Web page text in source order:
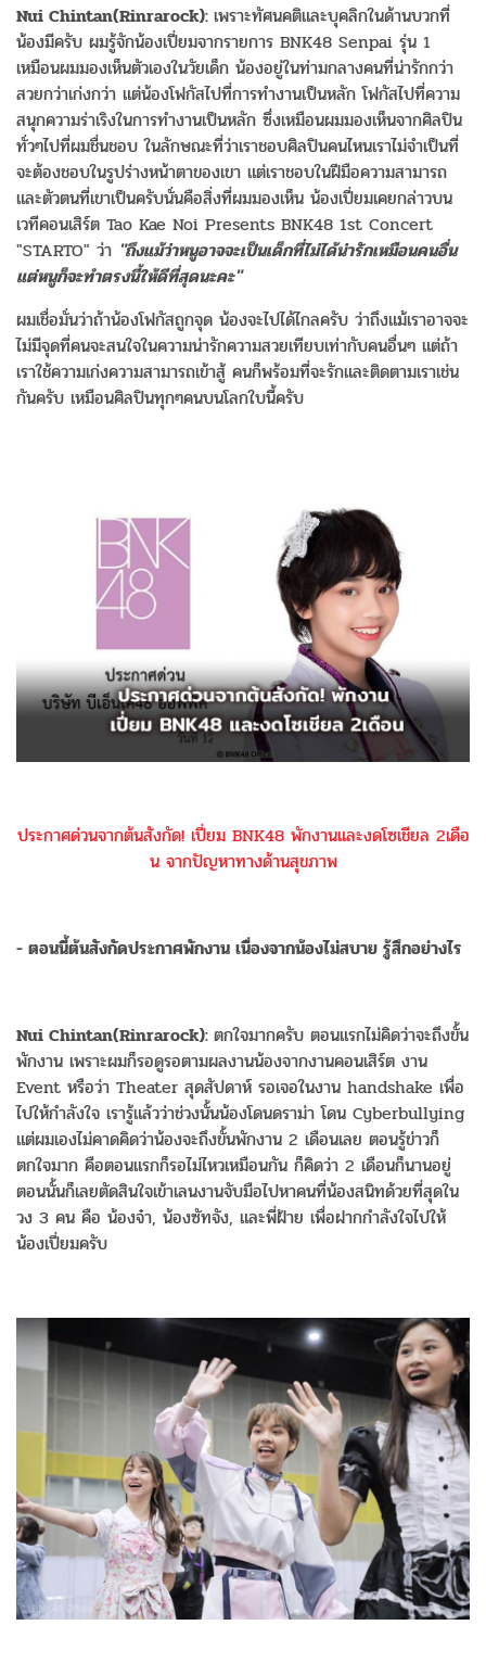
Nui Chintan(Rinrarock): เพราะทัศนคติและบุคลิกในด้านบวกที่
น้องมีครับ ผมรู้จักน้องเปี่ยมจากรายการ BNK48 Senpai รุ่น 1
เหมือนผมมองเห็นตัวเองในวัยเด็ก น้องอยู่ในท่ามกลางคนที่น่ารักกว่า
สวยกว่าเก่งกว่า แต่น้องโฟกัสไปที่การทำงานเป็นหลัก โฟกัสไปที่ความ
สนุกความร่าเริงในการทำงานเป็นหลัก ซึ่งเหมือนผมมองเห็นจากศิลปิน
ทั่วๆไปที่ผมชื่นชอบ ในลักษณะที่ว่าเราชอบศิลปินคนไหนเราไม่จำเป็นที่
จะต้องชอบในรูปร่างหน้าตาของเขา แต่เราชอบในฝีมือความสามารถ
และตัวตนที่เขาเป็นครับนั่นคือสิ่งที่ผมมองเห็น น้องเปี่ยมเคยกล่าวบน
เวทีคอนเสิร์ต Tao Kae Noi Presents BNK48 1st Concert
"STARTO" ว่า "ถึงแม้ว่าหนูอาจจะเป็นเด็กที่ไม่ได้น่ารักเหมือนคนอื่น
แต่หนูก็จะทำตรงนี้ให้ดีที่สุดนะคะ"
ผมเชื่อมั่นว่าถ้าน้องโฟกัสถูกจุด น้องจะไปได้ไกลครับ ว่าถึงแม้เราอาจจะ
ไม่มีจุดที่คนจะสนใจในความน่ารักความสวยเทียบเท่ากับคนอื่นๆ แต่ถ้า
เราใช้ความเก่งความสามารถเข้าสู้ คนก็พร้อมที่จะรักและติดตามเราเช่น
กันครับ เหมือนศิลปินทุกๆคนบนโลกใบนี้ครับ
ประกาศด่วนจากต้นสังกัด! เปี่ยม BNK48 พักงานและงดโซเชียล 2เดือ
น จากปัญหาทางด้านสุขภาพ
- ตอนนี้ต้นสังกัดประกาศพักงาน เนื่องจากน้องไม่สบาย รู้สึกอย่างไร
Nui Chintan(Rinrarock): ตกใจมากครับ ตอนแรกไม่คิดว่าจะถึงขั้น
พักงาน เพราะผมก็รอดูรอตามผลงานน้องจากงานคอนเสิร์ต งาน
Event หรือว่า Theater สุดสัปดาห์ รอเจอในงาน handshake เพื่อ
ไปให้กำลังใจ เรารู้แล้วว่าช่วงนั้นน้องโดนดราม่า โดน Cyberbullying
แต่ผมเองไม่คาดคิดว่าน้องจะถึงขั้นพักงาน 2 เดือนเลย ตอนรู้ข่าวก็
ตกใจมาก คือตอนแรกก็รอไม่ไหวเหมือนกัน ก็คิดว่า 2 เดือนก็นานอยู่
ตอนนั้นก็เลยตัดสินใจเข้าเลนงานจับมือไปหาคนที่น้องสนิทด้วยที่สุดใน
วง 3 คน คือ น้องจ๋า, น้องซัทจัง, และพี่ฝ้าย เพื่อฝากกำลังใจไปให้
น้องเปี่ยมครับ